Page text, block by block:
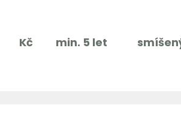
Kč min. 5 let